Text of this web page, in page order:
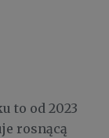
to od 2023
rosnącą